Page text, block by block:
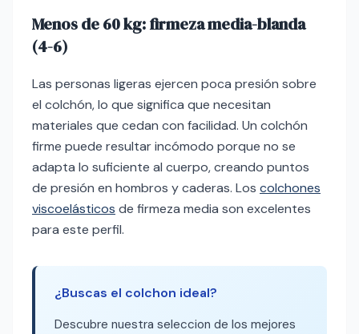
Menos de 60 kg: firmeza media-blanda
(4-6)
Las personas ligeras ejercen poca presión sobre
el colchón, lo que significa que necesitan
materiales que cedan con facilidad. Un colchón
firme puede resultar incómodo porque no se
adapta lo suficiente al cuerpo, creando puntos
de presión en hombros y caderas. Los colchones
viscoelásticos de firmeza media son excelentes
para este perfil.
¿Buscas el colchon ideal?
Descubre nuestra seleccion de los mejores